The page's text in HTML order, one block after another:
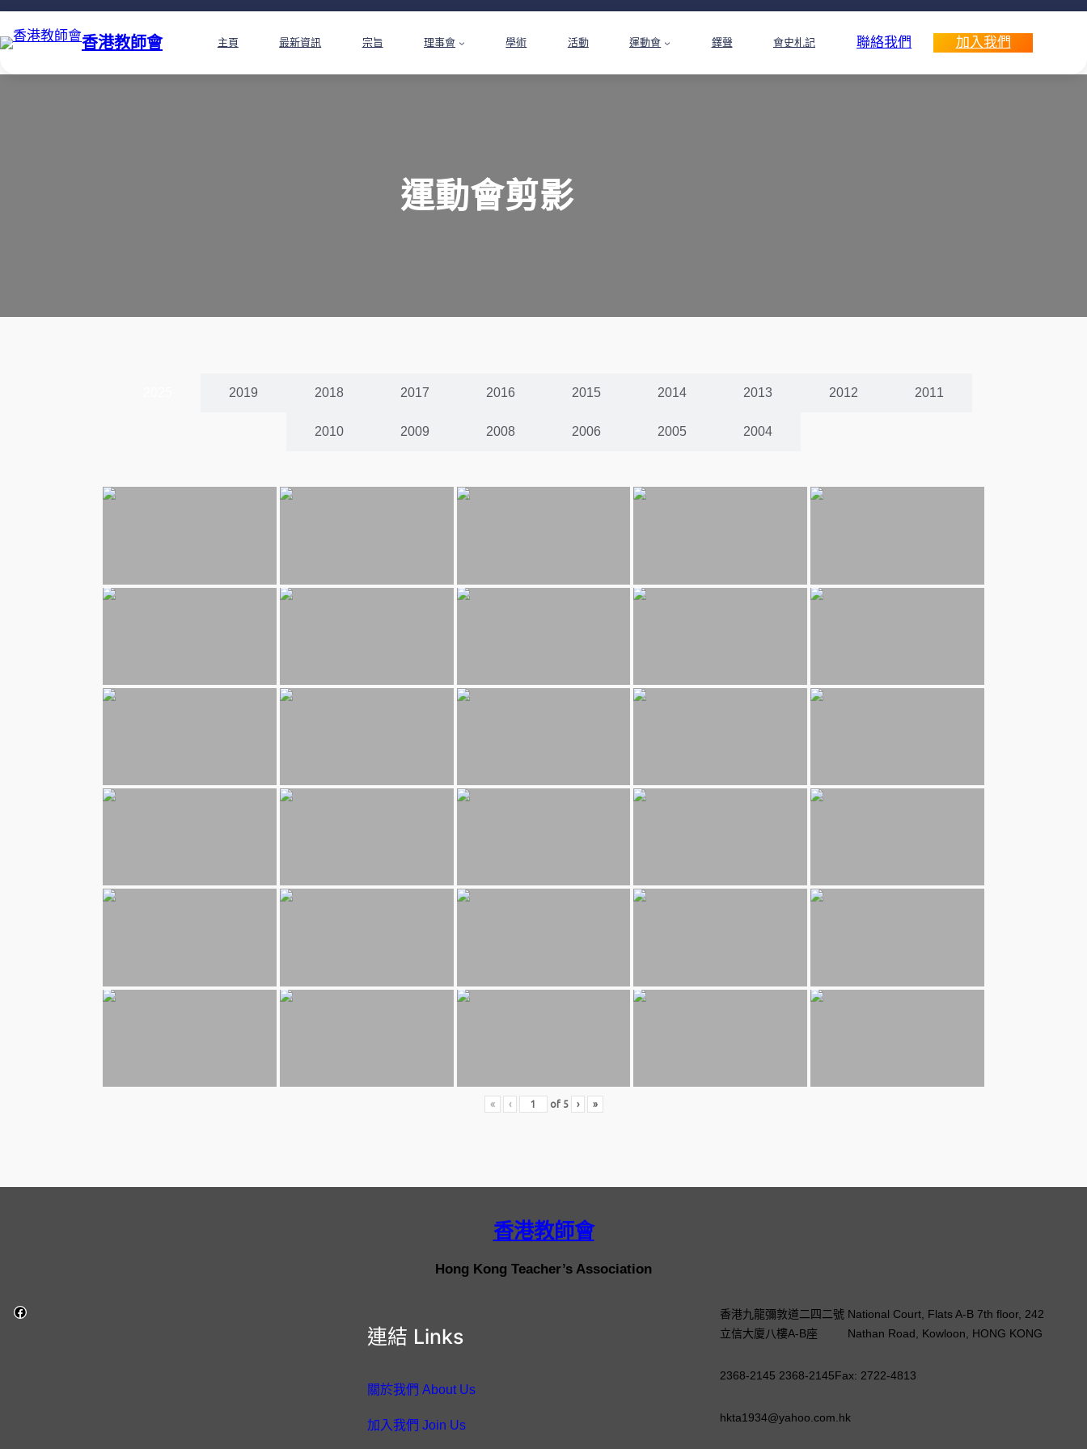
香港教師會 主頁 最新資訊 宗旨 理事會 學術 活動 運動會 鐸聲 會史札記 聯絡我們 加入我們
運動會剪影
2019 2018 2017 2016 2015 2014 2013 2012 2011
2010 2009 2008 2006 2005 2004
« ‹ of 5 › »
香港教師會
Hong Kong Teacher’s Association
連結 Links
關於我們 About Us
加入我們 Join Us
香港九龍彌敦道二四二號
立信大廈八樓A-B座
National Court, Flats A-B 7th floor, 242
Nathan Road, Kowloon, HONG KONG
2368-2145 2368-2145Fax: 2722-4813
hkta1934@yahoo.com.hk